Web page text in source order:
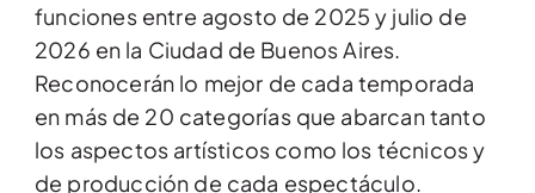
funciones entre agosto de 2025 y julio de
2026 en la Ciudad de Buenos Aires.
Reconocerán lo mejor de cada temporada
en más de 20 categorías que abarcan tanto
los aspectos artísticos como los técnicos y
de producción de cada espectáculo.